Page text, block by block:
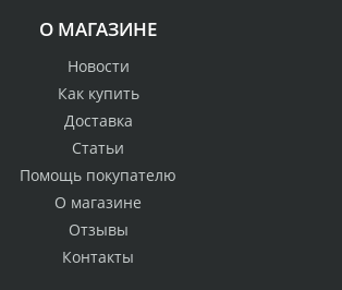
О МАГАЗИНЕ
Новости
Как купить
Доставка
Статьи
Помощь покупателю
О магазине
Отзывы
Контакты